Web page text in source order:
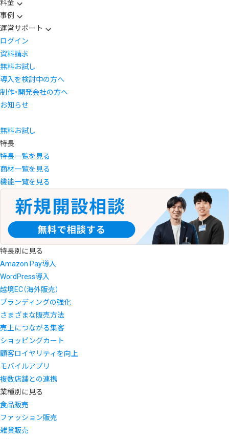
料金
事例
運営サポート
ログイン
資料請求
無料お試し
導入を検討中の方へ
制作・開発会社の方へ
お知らせ
無料お試し
特長
特長一覧を見る
商材一覧を見る
機能一覧を見る
特長別に見る
Amazon Pay導入
WordPress導入
越境EC（海外販売）
ブランディングの強化
さまざまな販売方法
売上につながる集客
ショッピングカート
顧客ロイヤリティを向上
モバイルアプリ
複数店舗との連携
業種別に見る
食品販売
ファッション販売
雑貨販売